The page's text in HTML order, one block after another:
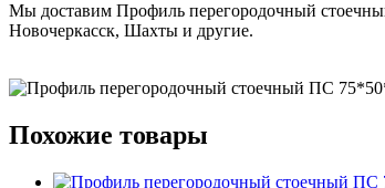
Мы доставим Профиль перегородочный
Новочеркасск, Шахты и другие.
Похожие товары